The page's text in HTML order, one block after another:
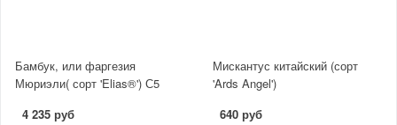
Бамбук, или фаргезия
Мюриэли( сорт 'Elias®') С5
4 235 руб
Мискантус китайский (сорт
'Ards Angel')
640 руб